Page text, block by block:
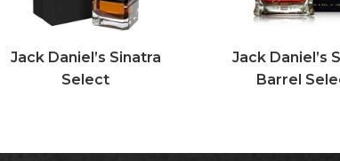
Jack Daniel’s Sinatra
Select
Jack Daniel’s
Barrel